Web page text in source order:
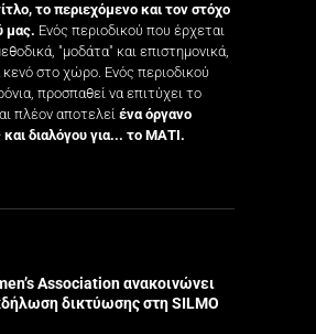
το περιεχόμενο και τον στόχο
μας. Ενός περιοδικού που έρχεται
"μοδάτα" και επιστημονικά,
στο χώρο. Ενός περιοδικού
προσπαθεί να επιτύχει το
πλέον αποτελεί ένα όργανο
διαλόγου για... το ΜΑΤΙ.
Association ανακοινώνει
δικτύωσης στη SILMO